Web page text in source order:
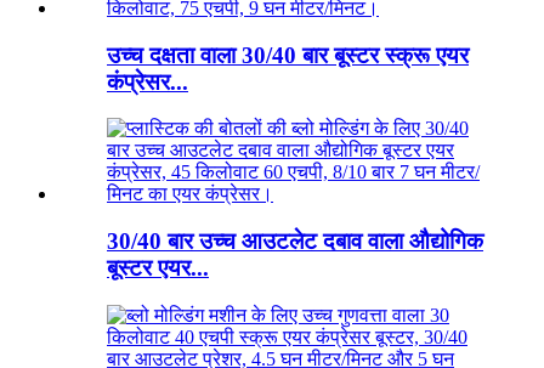
उच्च दक्षता वाला 30/40 बार बूस्टर स्क्रू एयर
कंप्रेसर...
30/40 बार उच्च आउटलेट दबाव वाला औद्योगिक
बूस्टर एयर...